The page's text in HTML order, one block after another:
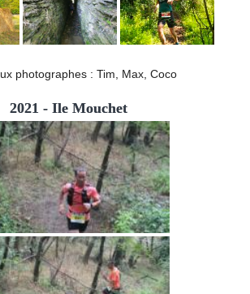
photographes : Tim, Max, Coco
2021 - Ile Mouchet